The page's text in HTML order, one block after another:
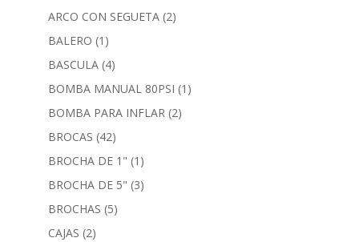
ARCO CON SEGUETA (2)
BALERO (1)
BASCULA (4)
BOMBA MANUAL 80PSI (1)
BOMBA PARA INFLAR (2)
BROCAS (42)
BROCHA DE 1" (1)
BROCHA DE 5" (3)
BROCHAS (5)
CAJAS (2)